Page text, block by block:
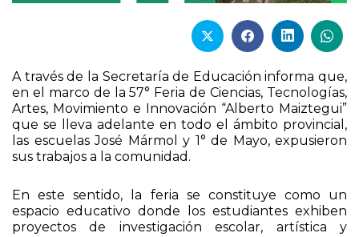
A través de la Secretaría de Educación informa que,
en el marco de la 57° Feria de Ciencias, Tecnologías,
Artes, Movimiento e Innovación “Alberto Maiztegui”
que se lleva adelante en todo el ámbito provincial,
las escuelas José Mármol y 1° de Mayo, expusieron
sus trabajos a la comunidad.
En este sentido, la feria se constituye como un
espacio educativo donde los estudiantes exhiben
proyectos de investigación escolar, artística y